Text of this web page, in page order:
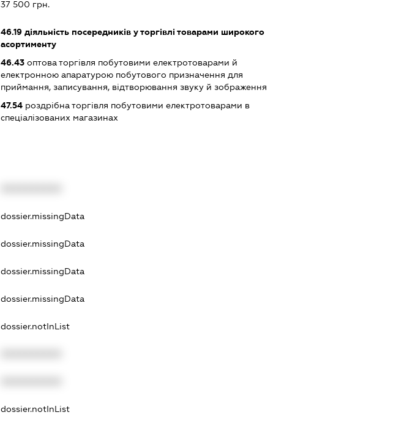
37 500 грн.
46.19 діяльність посередників у торгівлі товарами широкого
асортименту
46.43 оптова торгівля побутовими електротоварами й
електронною апаратурою побутового призначення для
приймання, записування, відтворювання звуку й зображення
47.54 роздрібна торгівля побутовими електротоварами в
спеціалізованих магазинах
dossier.missingData
dossier.missingData
dossier.missingData
dossier.missingData
dossier.notInList
dossier.notInList